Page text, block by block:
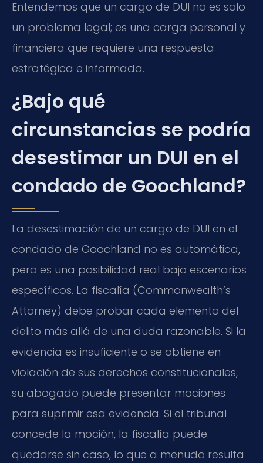
Entendemos que un cargo de DUI no es solo
un problema legal; es una carga personal y
financiera que requiere una respuesta
estratégica e informada.
¿Bajo qué
circunstancias se podría
desestimar un DUI en el
condado de Goochland?
La desestimación de un cargo de DUI en el
condado de Goochland no es automática,
pero es una posibilidad real bajo escenarios
específicos. La fiscalía (Commonwealth’s
Attorney) debe probar cada elemento del
delito más allá de una duda razonable. Si la
evidencia es insuficiente o se obtiene en
violación de sus derechos constitucionales,
su abogado puede presentar mociones
para suprimir esa evidencia. Si el tribunal
concede la moción, la fiscalía puede
quedarse sin caso, lo que a menudo resulta